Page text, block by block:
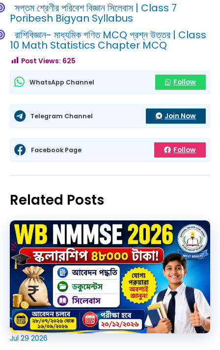
সপ্তম শ্রেণীর পরিবেশ বিজ্ঞান সিলেবাস | Class 7
Poribesh Bigyan Syllabus
রাশিবিজ্ঞান- মাধ্যমিক গণিত MCQ প্রশ্ন উত্তর | Class
10 Math Statistics Chapter MCQ
Post Views: 625
WhatsApp Channel Follow
Telegram Channel Join Now
Facebook Page Follow
Related Posts
Jul 29 2026